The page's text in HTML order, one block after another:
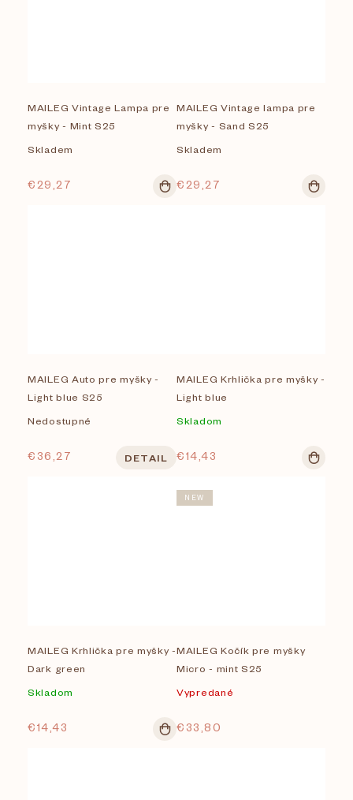
MAILEG Vintage Lampa pre
myšky - Mint S25
Skladem
€29,27
MAILEG Vintage lampa pre
myšky - Sand S25
Skladem
€29,27
MAILEG Auto pre myšky -
Light blue S25
Nedostupné
€36,27 DETAIL
MAILEG Krhlička pre myšky -
Light blue
Skladom
€14,43
MAILEG Krhlička pre myšky -
Dark green
Skladom
€14,43
NEW
MAILEG Kočík pre myšky
Micro - mint S25
Vypredané
€33,80